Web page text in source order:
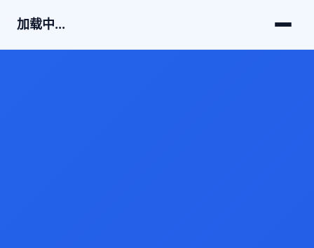
加载中...